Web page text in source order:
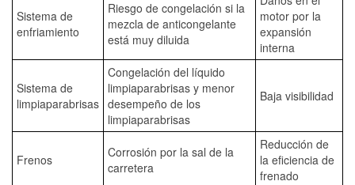
Sistema de
enfriamiento
Riesgo de congelación si la
mezcla de anticongelante
está muy diluida
motor por la
expansión
interna
Sistema de
limpiaparabrisas
Congelación del líquido
limpiaparabrisas y menor
desempeño de los
limpiaparabrisas
Baja visibilidad
Frenos
Corrosión por la sal de la
carretera
Reducción de
la eficiencia de
frenado